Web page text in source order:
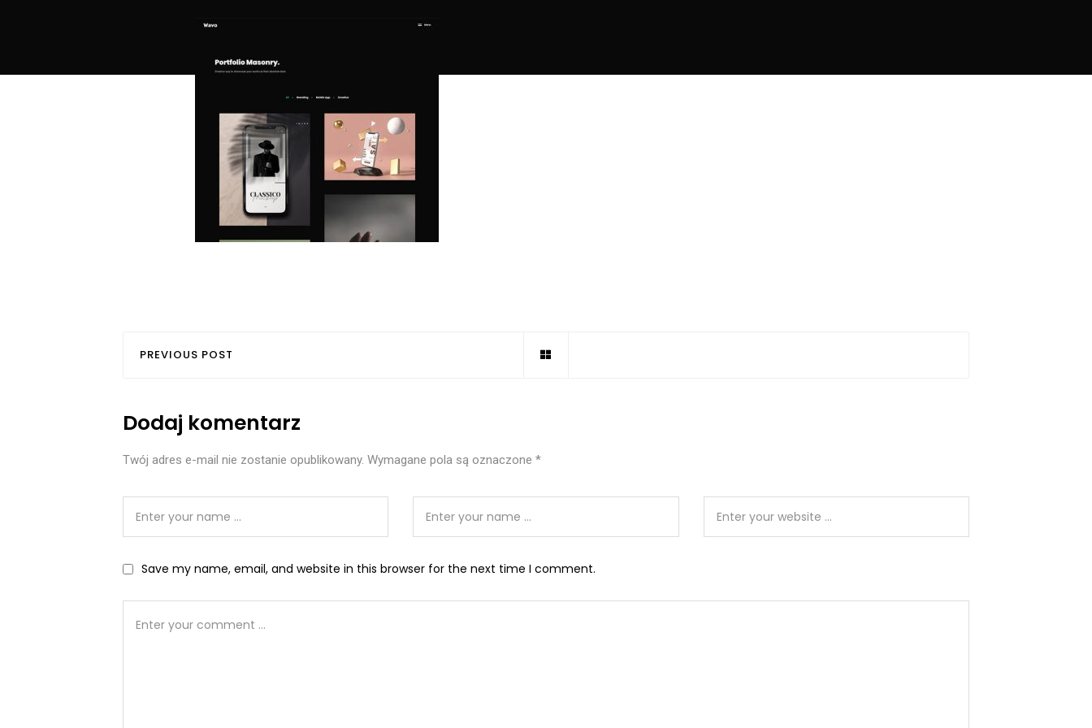
PREVIOUS POST
Dodaj komentarz
Twój adres e-mail nie zostanie opublikowany. Wymagane pola są oznaczone *
Save my name, email, and website in this browser for the next time I comment.